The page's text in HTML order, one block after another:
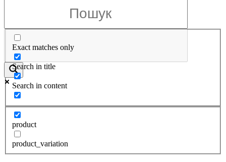
Exact matches only
Search in title
Search in content
product
product_variation